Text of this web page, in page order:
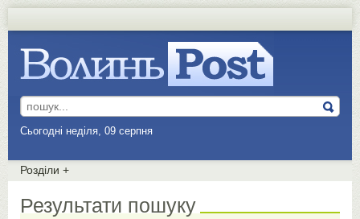
Сьогодні неділя, 09 серпня
Розділи +
Результати пошуку